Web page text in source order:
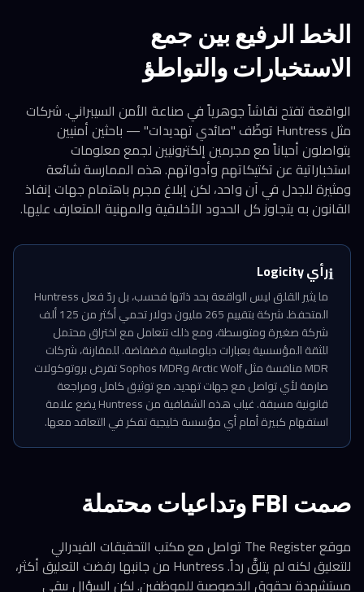
الخط الرفيع بين جمع
الاستخبارات والتواطؤ
الواقعة تفتح نقاشاً جوهرياً في صناعة الأمن السيبراني. شركات
مثل Huntress توظّف "صائدي تهديدات" — باحثين أمنيين
يتواصلون أحياناً مع مجرمين إلكترونيين لجمع معلومات
استخباراتية عن تكتيكاتهم وأدواتهم. هذه الممارسة شائعة
ومثيرة للجدل في آن واحد، لكن إبلاغ مجرم باهتمام جهات إنفاذ
القانون به يتجاوز كل الحدود الأخلاقية والمهنية المتعارف عليها.
ℹ️رأي Logicity
ما يثير القلق ليس الواقعة بحد ذاتها فحسب، بل ردّ فعل Huntress
المتحفظ. شركة بتقييم 265 مليون دولار تحمي أكثر من 125 ألف
شركة صغيرة ومتوسطة، ومع ذلك تتعامل مع اختراق محتمل
للثقة المؤسسية بعبارات دبلوماسية فضفاضة. للمقارنة، شركات
MDR منافسة مثل Arctic Wolf وSophos MDR تفرض بروتوكولات
صارمة لأي تواصل مع جهات تهديد، مع توثيق كامل ومراجعة
قانونية مسبقة. غياب هذه الشفافية من Huntress يضع علامة
استفهام كبيرة أمام أي مؤسسة خليجية تفكر في التعاقد معها.
صمت FBI وتداعيات محتملة
موقع The Register تواصل مع مكتب التحقيقات الفيدرالي
للتعليق لكنه لم يتلقَّ رداً. Huntress من جانبها رفضت التعليق أكثر،
مستشهدة بحقوق الخصوصية للموظفين. لكن السؤال يبقى